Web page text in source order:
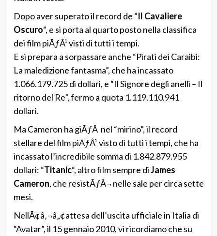
Dopo aver superato il record de “Il Cavaliere
Oscuro“, e si porta al quarto posto nella classifica
dei film piÃƒÂ¹ visti di tutti i tempi.
E si prepara a sorpassare anche “Pirati dei Caraibi:
La maledizione fantasma”, che ha incassato
1.066.179.725 di dollari, e “Il Signore degli anelli – Il
ritorno del Re”, fermo a quota 1.119.110.941
dollari.
Ma Cameron ha giÃƒÂ nel “mirino”, il record
stellare del film piÃƒÂ¹ visto di tutti i tempi, che ha
incassato l’incredibile somma di 1.842.879.955
dollari: “Titanic“, altro film sempre diJames
Cameron, che resistÃƒÂ¬ nelle sale per circa sette
mesi.
NellÃ¢â‚¬â„¢attesa dell’uscita ufficiale in Italia di
“Avatar”, il 15 gennaio 2010, vi ricordiamo che su